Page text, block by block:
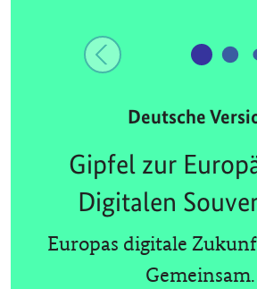
Deutsche
Gipfel zur
Digitalen
Europas digitale
Gemeinsam.